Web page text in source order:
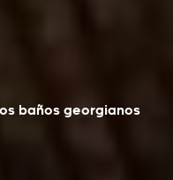
baños georgianos